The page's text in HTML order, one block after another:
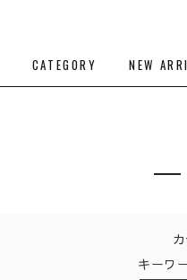
CATEGORY NEW
キーワ